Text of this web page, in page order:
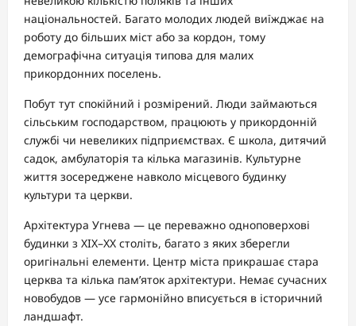
національностей. Багато молодих людей виїжджає на
роботу до більших міст або за кордон, тому
демографічна ситуація типова для малих
прикордонних поселень.
Побут тут спокійний і розмірений. Люди займаються
сільським господарством, працюють у прикордонній
службі чи невеликих підприємствах. Є школа, дитячий
садок, амбулаторія та кілька магазинів. Культурне
життя зосереджене навколо місцевого будинку
культури та церкви.
Архітектура Угнева — це переважно одноповерхові
будинки з XIX–XX століть, багато з яких зберегли
оригінальні елементи. Центр міста прикрашає стара
церква та кілька пам’яток архітектури. Немає сучасних
новобудов — усе гармонійно вписується в історичний
ландшафт.